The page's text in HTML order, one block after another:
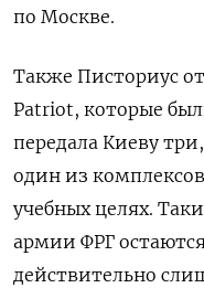
по Москве.
Также Писториус
Patriot, которые
передала Киеву
один из
учебных целях.
армии ФРГ
действительно